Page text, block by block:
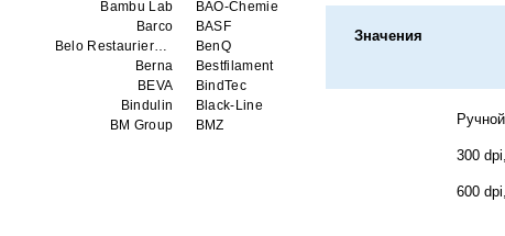
Bambu Lab
BAO-Chemie
Barco
BASF
Belo Restaurierungsgerate GmbH
BenQ
Berna
Bestfilament
BEVA
BindTec
Bindulin
Black-Line
BM Group
BMZ
Значения
300
600